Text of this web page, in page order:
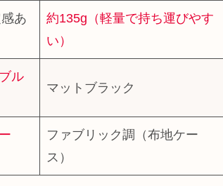
あ
約135g（軽量で持ち運びやす
い）
ル
マットブラック
ファブリック調（布地ケー
ス）